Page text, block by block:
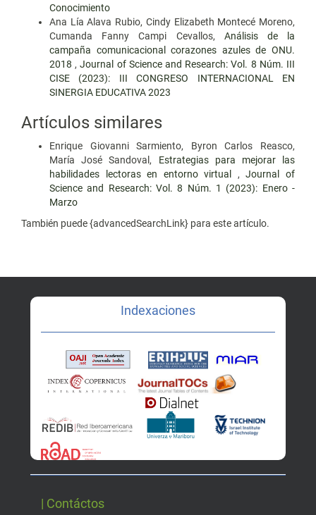
Conocimiento
Ana Lía Alava Rubio, Cindy Elizabeth Montecé Moreno,
Cumanda Fanny Campi Cevallos, Análisis de la
campaña comunicacional corazones azules de ONU.
2018 ,Journal of Science and Research: Vol. 8 Núm. III
CISE (2023): III CONGRESO INTERNACIONAL EN
SINERGIA EDUCATIVA 2023
Artículos similares
Enrique Giovanni Sarmiento, Byron Carlos Reasco,
María José Sandoval, Estrategias para mejorar las
habilidades lectoras en entorno virtual ,Journal of
Science and Research: Vol. 8 Núm. 1 (2023): Enero -
Marzo
También puede {advancedSearchLink} para este artículo.
Indexaciones
| Contáctos